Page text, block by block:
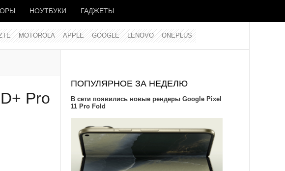
НОУТБУКИ ГАДЖЕТЫ
MOTOROLA APPLE GOOGLE LENOVO ONEPLUS
Pro
ПОПУЛЯРНОЕ ЗА НЕДЕЛЮ
В сети появились новые рендеры Google Pixel
11 Pro Fold